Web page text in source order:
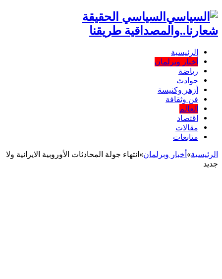
السياسي الحقيقة
شعارنا..والمصداقية طريقنا
الرئيسية
أخبار وبرلمان
رياضة
حوادث
أزهر وكنيسة
فن وثقافة
العالم
اقتصاد
مقالات
متابعات
الرئيسية»أخبار وبرلمان»انتهاء جولة المحادثات الأوروبية الايرانية ولا
جديد